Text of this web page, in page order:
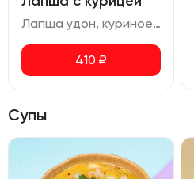
Лапша удон, куриное филе, морковь, болгарский перец, цукини, пекинская капуста, лук зеленый.
410 ₽
Супы